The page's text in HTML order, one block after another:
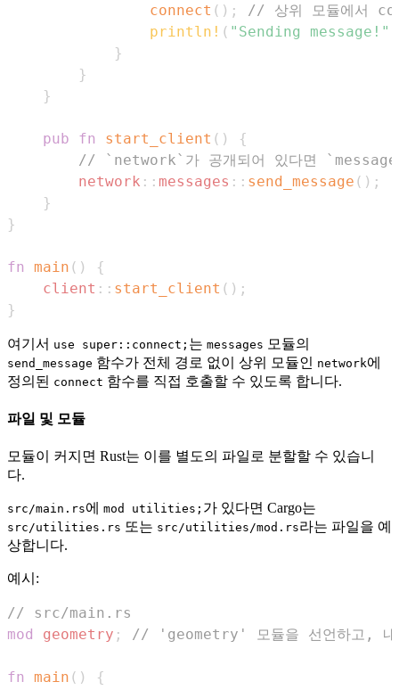
connect ( ) ;
// 상위 모듈에서
println! ( "Sending message!"
}
}
}
pub fn start_client ( )
{
// `network`가 공개되어 있다면
network :: messages :: send_message ( ) ;
}
}
fn main ( )
{
client :: start_client ( ) ;
}
여기서 use super::connect; 는 messages 모듈의
send_message 함수가 전체 경로 없이 상위 모듈인 network에
정의된 connect 함수를 직접 호출할 수 있도록 합니다.
파일 및 모듈
모듈이 커지면 Rust는 이를 별도의 파일로 분할할 수 있습니
다.
src/main.rs에 mod utilities; 가 있다면 Cargo는
src/utilities.rs 또는 src/utilities/mod.rs라는 파일을 예
상합니다.
예시:
// src/main.rs
mod
geometry ; // 'geometry' 모듈을 선언하고,
fn main ( )
{